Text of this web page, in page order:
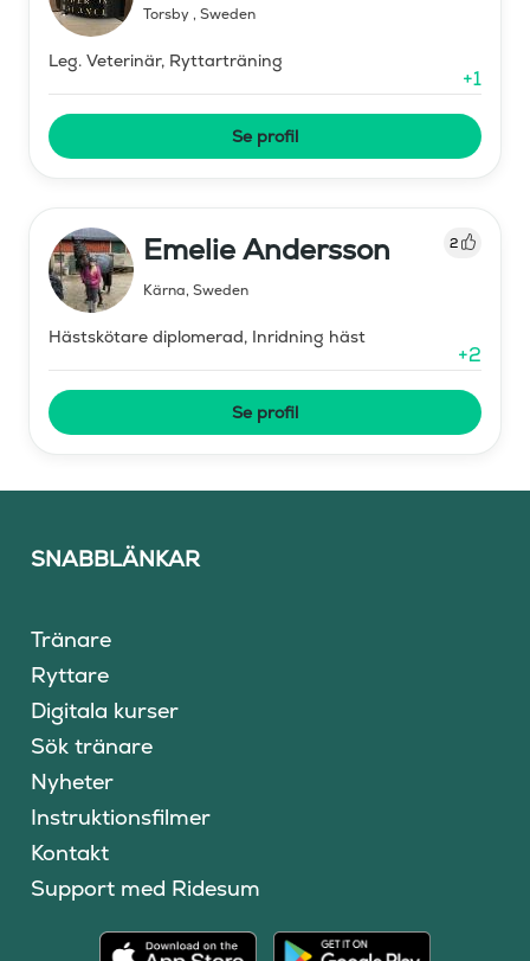
Torsby, Sweden
Leg. Veterinär, Ryttarträning
+1
Se profil
Emelie Andersson 2
Kärna, Sweden
Hästskötare diplomerad, Inridning häst
+2
Se profil
SNABBLÄNKAR
Tränare
Ryttare
Digitala kurser
Sök tränare
Nyheter
Instruktionsfilmer
Kontakt
Support med Ridesum